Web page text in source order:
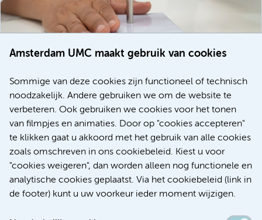
Amsterdam UMC maakt gebruik van cookies
Sommige van deze cookies zijn functioneel of technisch
noodzakelijk. Andere gebruiken we om de website te
verbeteren. Ook gebruiken we cookies voor het tonen
van filmpjes en animaties. Door op "cookies accepteren"
te klikken gaat u akkoord met het gebruik van alle cookies
zoals omschreven in ons cookiebeleid. Kiest u voor
"cookies weigeren", dan worden alleen nog functionele en
analytische cookies geplaatst. Via het cookiebeleid (link in
de footer) kunt u uw voorkeur ieder moment wijzigen.
voor patiënten met alvleesklierkanker verbeteren
Meer